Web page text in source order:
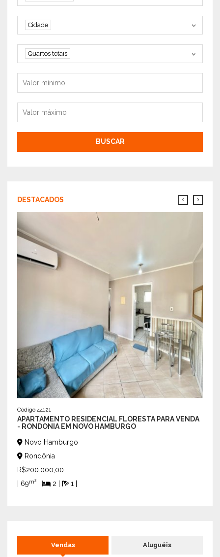
Cidade
Cidade
Quartos
Quartos totais
Valor mínimo
Valor máximo
BUSCAR
DESTACADOS
Código 44121
APARTAMENTO RESIDENCIAL FLORESTA PARA VENDA
- RONDONIA EM NOVO HAMBURGO
Novo Hamburgo
Rondônia
R$200.000,00
| 69m² 2 | 1 |
Vendas Aluguéis